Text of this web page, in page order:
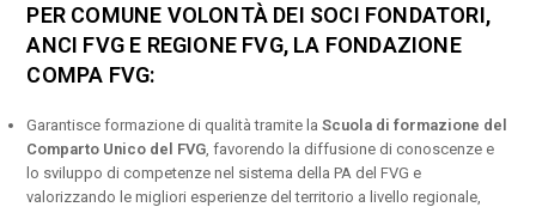
PER COMUNE VOLONTÀ DEI SOCI FONDATORI,
ANCI FVG E REGIONE FVG, LA FONDAZIONE
COMPA FVG:
Garantisce formazione di qualità tramite laScuola di formazione del
Comparto Unico del FVG , favorendo la diffusione di conoscenze e
lo sviluppo di competenze nel sistema della PA del FVG e
valorizzando le migliori esperienze del territorio a livello regionale,